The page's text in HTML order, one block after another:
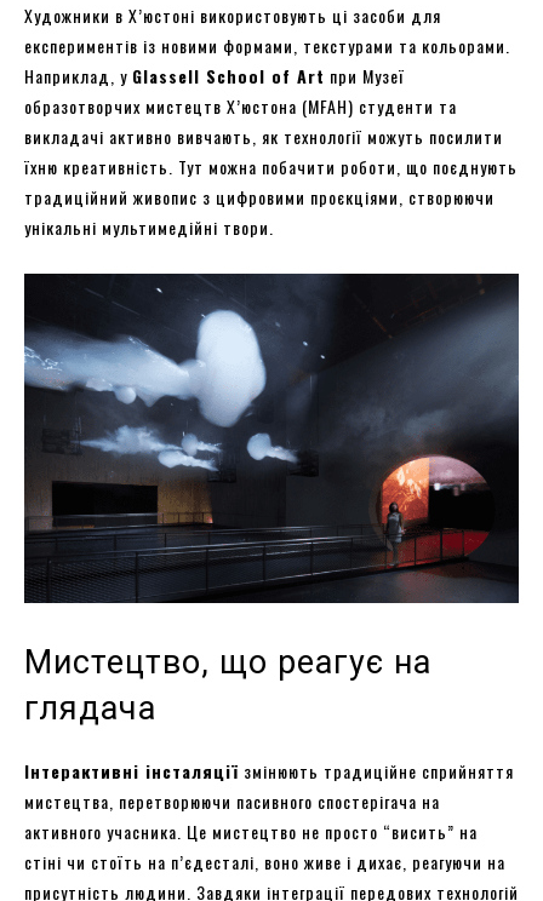
Художники в Х’юстоні використовують ці засоби для
експериментів із новими формами, текстурами та кольорами.
Наприклад, у Glassell School of Art при Музеї
образотворчих мистецтв Х’юстона (MFAH) студенти та
викладачі активно вивчають, як технології можуть посилити
їхню креативність. Тут можна побачити роботи, що поєднують
традиційний живопис з цифровими проєкціями, створюючи
унікальні мультимедійні твори.
Мистецтво, що реагує на
глядача
Інтерактивні інсталяції змінюють традиційне сприйняття
мистецтва, перетворюючи пасивного спостерігача на
активного учасника. Це мистецтво не просто “висить” на
стіні чи стоїть на п’єдесталі, воно живе і дихає, реагуючи на
присутність людини. Завдяки інтеграції передових технологій